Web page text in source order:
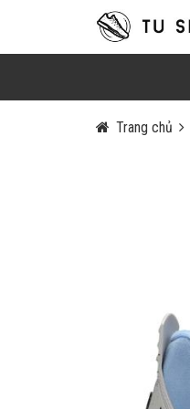
Trang chủ